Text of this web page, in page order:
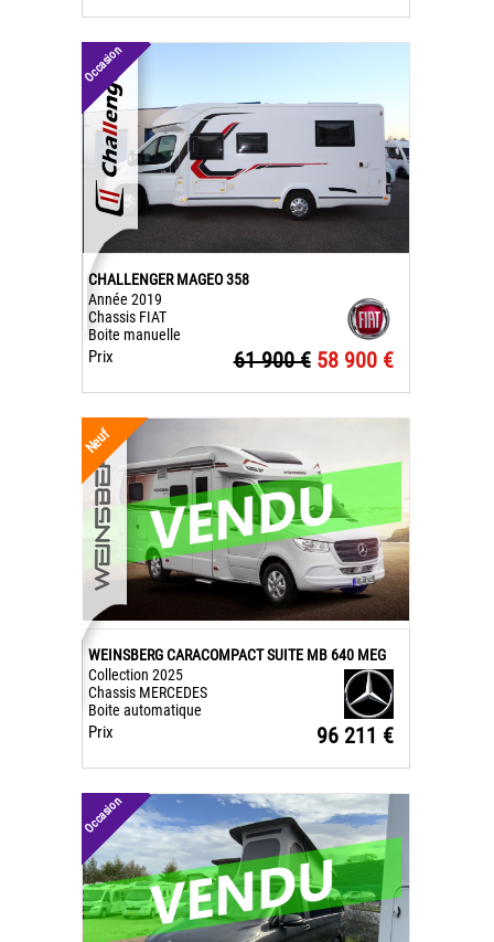
Occasion
CHALLENGER MAGEO 358
Année 2019
Chassis FIAT
Boite manuelle
Prix 61 900 € 58 900 €
Neuf
WEINSBERG CARACOMPACT SUITE MB 640 MEG
Collection 2025
Chassis MERCEDES
Boite automatique
Prix 96 211 €
Occasion